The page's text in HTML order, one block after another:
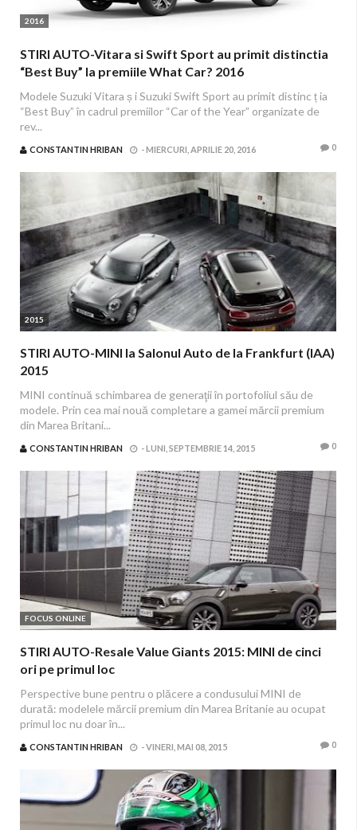
2016
STIRI AUTO-Vitara si Swift Sport au primit distinctia
“Best Buy” la premiile What Car? 2016
Modele Suzuki Vitara ș i Suzuki Swift Sport au primit distinc ț ia
“Best Buy” în cadrul premiilor “Car of the Year” organizate de
rev...
CONSTANTIN HRIBAN -MIERCURI, APRILIE 20, 2016 0
2015
STIRI AUTO-MINI la Salonul Auto de la Frankfurt (IAA)
2015
MINI continuă schimbarea de generaţii în portofoliul său de
modele. Prin cea mai nouă completare a gamei mărcii premium
din Marea Britani...
CONSTANTIN HRIBAN -LUNI, SEPTEMBRIE 14, 2015 0
FOCUS ONLINE
STIRI AUTO-Resale Value Giants 2015: MINI de cinci
ori pe primul loc
Perspective bune pentru o plăcere a condusului MINI de
durată: modelele mărcii premium din Marea Britanie au ocupat
primul loc nu doar în...
CONSTANTIN HRIBAN -VINERI, MAI 08, 2015 0